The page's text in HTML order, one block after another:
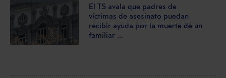
El TS avala que padres de
víctimas de asesinato puedan
recibir ayuda por la muerte de un
familiar ...